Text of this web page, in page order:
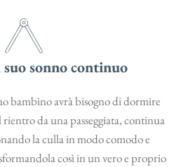
sonno continuo
bambino avrà bisogno di dormire
da una passeggiata, continua
la culla in modo comodo e
così in un vero e proprio